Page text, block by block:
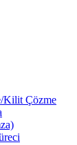
Kilit Çözme